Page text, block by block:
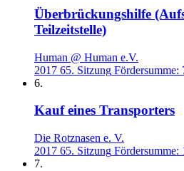
Überbrückungshilfe
Teilzeitstelle)
Human @ Human e.V.
2017 65. Sitzung Fördersumme:
6.
Kauf eines Transporters
Die Rotznasen e. V.
2017 65. Sitzung Fördersumme:
7.